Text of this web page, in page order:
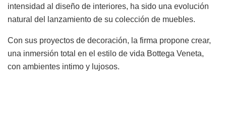
intensidad al diseño de interiores, ha sido una evolución
natural del lanzamiento de su colección de muebles.
Con sus proyectos de decoración, la firma propone crear,
una inmersión total en el estilo de vida Bottega Veneta,
con ambientes intimo y lujosos.